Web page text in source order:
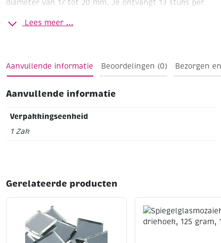
diameter van 17 tot 20 mm. Je ontvangt 13 stuks per
afwerking en zijn ideaal voor het maken van kleurrijke
Ø ca. 17 - 20 mm200 gram (13 stuks)mix hart
Lees meer ...
Aanvullende informatie Beoordelingen (0) Bezorgen
Aanvullende informatie
Verpakkingseenheid
1 Zak
Gerelateerde producten